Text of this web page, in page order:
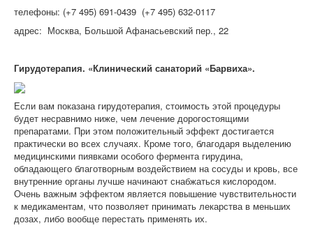
телефоны: (+7 495) 691-0439 (+7 495) 632-0117
адрес: Москва, Большой Афанасьевский пер., 22
Гирудотерапия. «Клинический санаторий «Барвиха».
Если вам показана гирудотерапия, стоимость этой процедуры
будет несравнимо ниже, чем лечение дорогостоящими
препаратами. При этом положительный эффект достигается
практически во всех случаях. Кроме того, благодаря выделению
медицинскими пиявками особого фермента гирудина,
обладающего благотворным воздействием на сосуды и кровь, все
внутренние органы лучше начинают снабжаться кислородом.
Очень важным эффектом является повышение чувствительности
к медикаментам, что позволяет принимать лекарства в меньших
дозах, либо вообще перестать применять их.